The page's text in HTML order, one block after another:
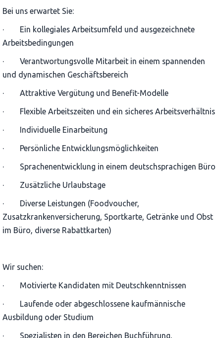
Bei uns erwartet Sie:
· Ein kollegiales Arbeitsumfeld und ausgezeichnete
Arbeitsbedingungen
· Verantwortungsvolle Mitarbeit in einem spannenden
und dynamischen Geschäftsbereich
· Attraktive Vergütung und Benefit-Modelle
· Flexible Arbeitszeiten und ein sicheres Arbeitsverhältnis
· Individuelle Einarbeitung
· Persönliche Entwicklungsmöglichkeiten
· Sprachenentwicklung in einem deutschsprachigen Büro
· Zusätzliche Urlaubstage
· Diverse Leistungen (Foodvoucher,
Zusatzkrankenversicherung, Sportkarte, Getränke und Obst
im Büro, diverse Rabattkarten)
Wir suchen:
· Motivierte Kandidaten mit Deutschkenntnissen
· Laufende oder abgeschlossene kaufmännische
Ausbildung oder Studium
· Spezialisten in den Bereichen Buchführung,